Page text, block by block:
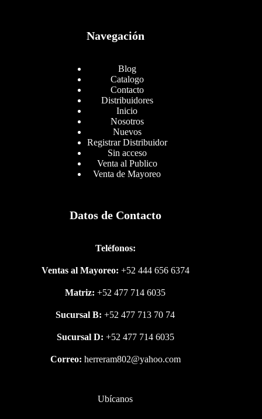
Navegación
Blog
Catalogo
Contacto
Distribuidores
Inicio
Nosotros
Nuevos
Registrar Distribuidor
Sin acceso
Venta al Publico
Venta de Mayoreo
Datos de Contacto
Teléfonos:
Ventas al Mayoreo: +52 444 656 6374
Matriz: +52 477 714 6035
Sucursal B:+52 477 713 70 74
Sucursal D: +52 477 714 6035
Correo: herreram802@yahoo.com
Ubícanos